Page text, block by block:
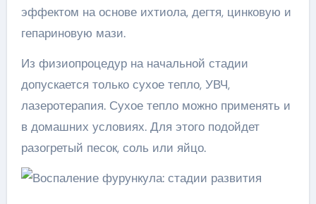
эффектом на основе ихтиола, дегтя, цинковую и
гепариновую мази.
Из физиопроцедур на начальной стадии
допускается только сухое тепло, УВЧ,
лазеротерапия. Сухое тепло можно применять и
в домашних условиях. Для этого подойдет
разогретый песок, соль или яйцо.